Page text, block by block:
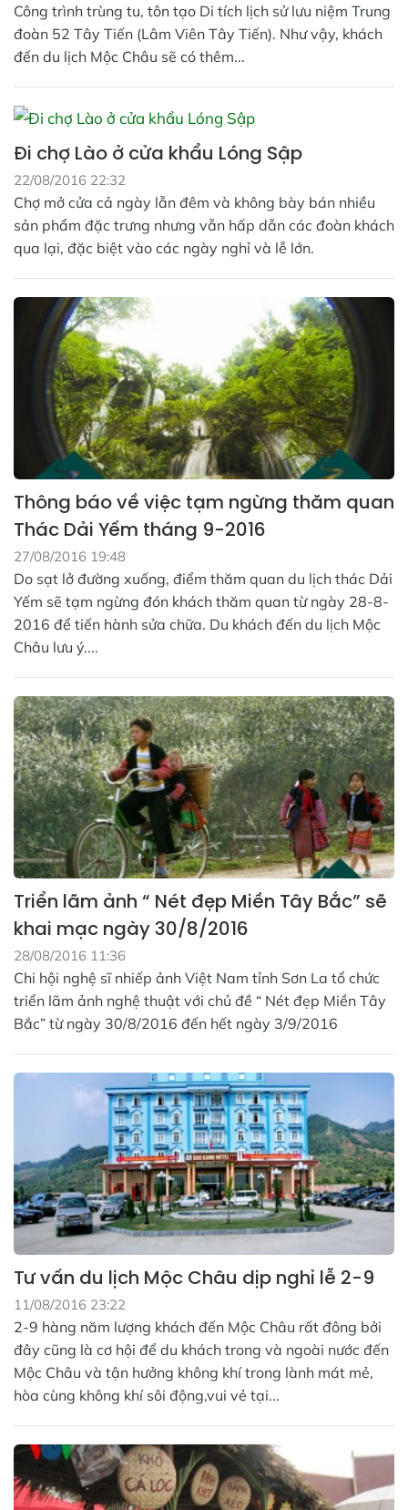
Công trình trùng tu, tôn tạo Di tích lịch sử lưu niệm Trung
đoàn 52 Tây Tiến (Lâm Viên Tây Tiến). Như vậy, khách
đến du lịch Mộc Châu sẽ có thêm...
Đi chợ Lào ở cửa khẩu Lóng Sập
22/08/2016 22:32
Chợ mở cửa cả ngày lẫn đêm và không bày bán nhiều
sản phẩm đặc trưng nhưng vẫn hấp dẫn các đoàn khách
qua lại, đặc biệt vào các ngày nghỉ và lễ lớn.
Thông báo về việc tạm ngừng thăm quan
Thác Dải Yếm tháng 9-2016
27/08/2016 19:48
Do sạt lở đường xuống, điểm thăm quan du lịch thác Dải
Yếm sẽ tạm ngừng đón khách thăm quan từ ngày 28-8-
2016 để tiến hành sửa chữa. Du khách đến du lịch Mộc
Châu lưu ý....
Triển lãm ảnh “ Nét đẹp Miền Tây Bắc” sẽ
khai mạc ngày 30/8/2016
28/08/2016 11:36
Chi hội nghệ sĩ nhiếp ảnh Việt Nam tỉnh Sơn La tổ chức
triển lãm ảnh nghệ thuật với chủ đề “ Nét đẹp Miền Tây
Bắc” từ ngày 30/8/2016 đến hết ngày 3/9/2016
Tư vấn du lịch Mộc Châu dịp nghỉ lễ 2-9
11/08/2016 23:22
2-9 hàng năm lượng khách đến Mộc Châu rất đông bởi
đây cũng là cơ hội để du khách trong và ngoài nước đến
Mộc Châu và tận hưởng không khí trong lành mát mẻ,
hòa cùng không khí sôi động,vui vẻ tại...